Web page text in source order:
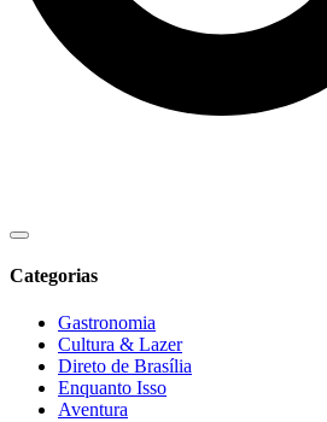
Categorias
Gastronomia
Cultura & Lazer
Direto de Brasília
Enquanto Isso
Aventura